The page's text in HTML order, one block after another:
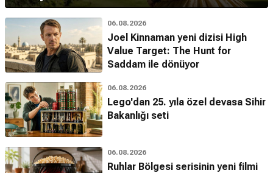
06.08.2026
Joel Kinnaman yeni dizisi High
Value Target: The Hunt for
Saddam ile dönüyor
06.08.2026
Lego'dan 25. yıla özel devasa Sihir
Bakanlığı seti
06.08.2026
Ruhlar Bölgesi serisinin yeni filmi